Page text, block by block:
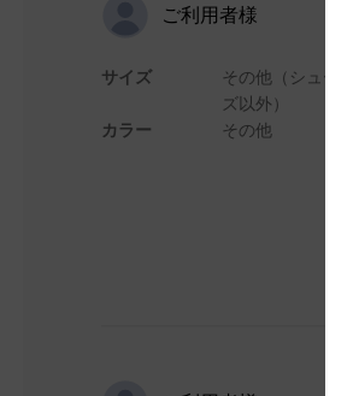
ご利用者様
サイズ
カラー
その他（シュー
ズ以外）
その他